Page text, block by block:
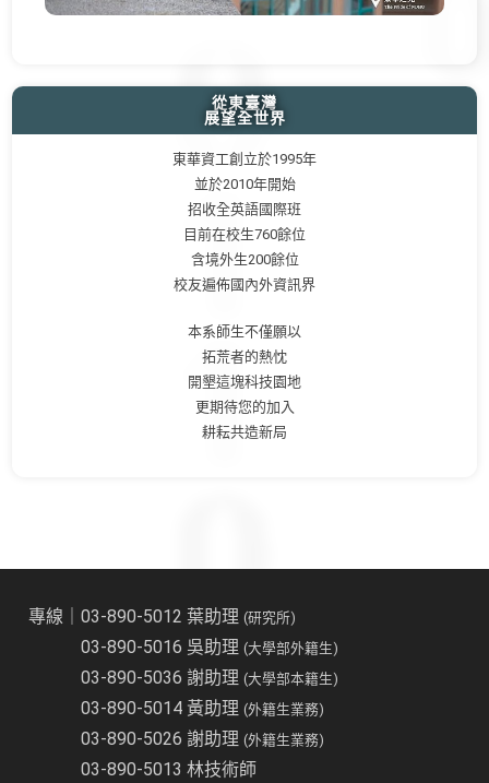
從東臺灣
展望全世界
東華資工創立於1995年
並於2010年開始
招收全英語國際班
目前在校生760餘位
含境外生200餘位
校友遍佈國內外資訊界
本系師生不僅願以
拓荒者的熱忱
開墾這塊科技園地
更期待您的加入
耕耘共造新局
專線｜03-890-5012 葉助理(研究所)
03-890-5016 吳助理(大學部外籍生)
03-890-5036 謝助理(大學部本籍生)
03-890-5014 黃助理(外籍生業務)
03-890-5026 謝助理(外籍生業務)
03-890-5013 林技術師